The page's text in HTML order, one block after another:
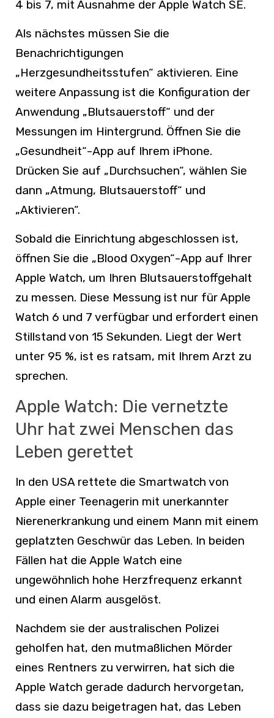
4 bis 7, mit Ausnahme der Apple Watch SE.
Als nächstes müssen Sie die
Benachrichtigungen
„Herzgesundheitsstufen“ aktivieren. Eine
weitere Anpassung ist die Konfiguration der
Anwendung „Blutsauerstoff“ und der
Messungen im Hintergrund. Öffnen Sie die
„Gesundheit“-App auf Ihrem iPhone.
Drücken Sie auf „Durchsuchen“, wählen Sie
dann „Atmung, Blutsauerstoff“ und
„Aktivieren“.
Sobald die Einrichtung abgeschlossen ist,
öffnen Sie die „Blood Oxygen“-App auf Ihrer
Apple Watch, um Ihren Blutsauerstoffgehalt
zu messen. Diese Messung ist nur für Apple
Watch 6 und 7 verfügbar und erfordert einen
Stillstand von 15 Sekunden. Liegt der Wert
unter 95 %, ist es ratsam, mit Ihrem Arzt zu
sprechen.
Apple Watch: Die vernetzte
Uhr hat zwei Menschen das
Leben gerettet
In den USA rettete die Smartwatch von
Apple einer Teenagerin mit unerkannter
Nierenerkrankung und einem Mann mit einem
geplatzten Geschwür das Leben. In beiden
Fällen hat die Apple Watch eine
ungewöhnlich hohe Herzfrequenz erkannt
und einen Alarm ausgelöst.
Nachdem sie der australischen Polizei
geholfen hat, den mutmaßlichen Mörder
eines Rentners zu verwirren, hat sich die
Apple Watch gerade dadurch hervorgetan,
dass sie dazu beigetragen hat, das Leben